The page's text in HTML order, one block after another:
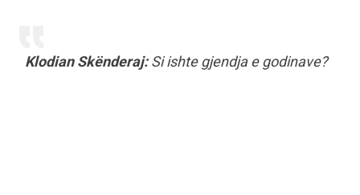
Klodian Skënderaj:Si ishte gjendja e godinave?